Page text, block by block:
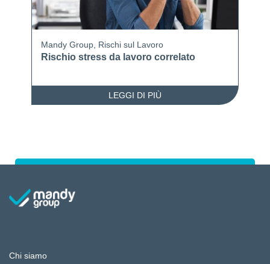
Mandy Group, Rischi sul Lavoro
Rischio stress da lavoro correlato
LEGGI DI PIÙ
Chi siamo